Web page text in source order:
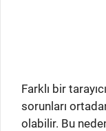
Farklı bir
sorunları
olabilir. Bu